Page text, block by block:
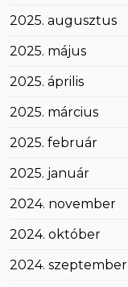
2025. augusztus
2025. május
2025. április
2025. március
2025. február
2025. január
2024. november
2024. október
2024. szeptember